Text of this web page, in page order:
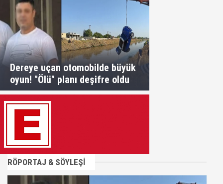
Dereye uçan otomobilde büyük
oyun! "Ölü" planı deşifre oldu
RÖPORTAJ & SÖYLEŞİ